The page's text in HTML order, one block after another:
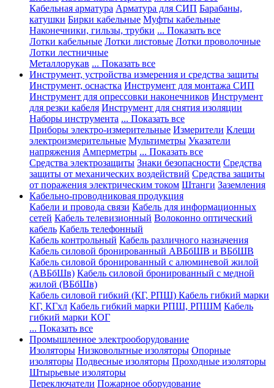
Кабельная арматура Арматура для СИП Барабаны,
катушки Бирки кабельные Муфты кабельные
Наконечники, гильзы, трубки ... Показать все
Лотки кабельные Лотки листовые Лотки проволочные
Лотки лестничные
Металлорукав ... Показать все
Инструмент, устройства измерения и средства защиты
Инструмент, оснастка Инструмент для монтажа СИП
Инструмент для опрессовки наконечников Инструмент
для резки кабеля Инструмент для снятия изоляции
Наборы инструмента ... Показать все
Приборы электро-измерительные Измерители Клещи
электроизмерительные Мультиметры Указатели
напряжения Амперметры ... Показать все
Средства электрозащиты Знаки безопасности Средства
защиты от механических воздействий Средства защиты
от поражения электрическим током Штанги Заземления
Кабельно-проводниковая продукция
Кабели и провода связи Кабель для информационных
сетей Кабель телевизионный Волоконно оптический
кабель Кабель телефонный
Кабель контрольный Кабель различного назначения
Кабель силовой бронированный АВБбШВ и ВБбШВ
Кабель силовой бронированный с алюминевой жилой
(АВБбШв) Кабель силовой бронированный с медной
жилой (ВБбШв)
Кабель силовой гибкий (КГ, РПШ) Кабель гибкий марки
КГ, КГхл Кабель гибкий марки РПШ, РПШМ Кабель
гибкий марки КОГ
... Показать все
Промышленное электрооборудование
Изоляторы Низковольтные изоляторы Опорные
изоляторы Подвесные изоляторы Проходные изоляторы
Штырьевые изоляторы
Переключатели Пожарное оборудование